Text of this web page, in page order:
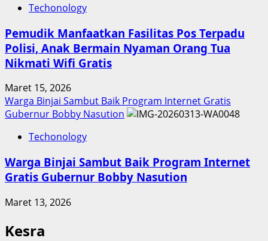
Techonology
Pemudik Manfaatkan Fasilitas Pos Terpadu
Polisi, Anak Bermain Nyaman Orang Tua
Nikmati Wifi Gratis
Maret 15, 2026
Warga Binjai Sambut Baik Program Internet Gratis
Gubernur Bobby Nasution
Techonology
Warga Binjai Sambut Baik Program Internet
Gratis Gubernur Bobby Nasution
Maret 13, 2026
Kesra